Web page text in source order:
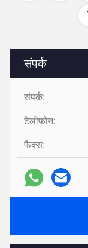
संपर्क
संपर्क:
टेलीफोन:
फैक्स: